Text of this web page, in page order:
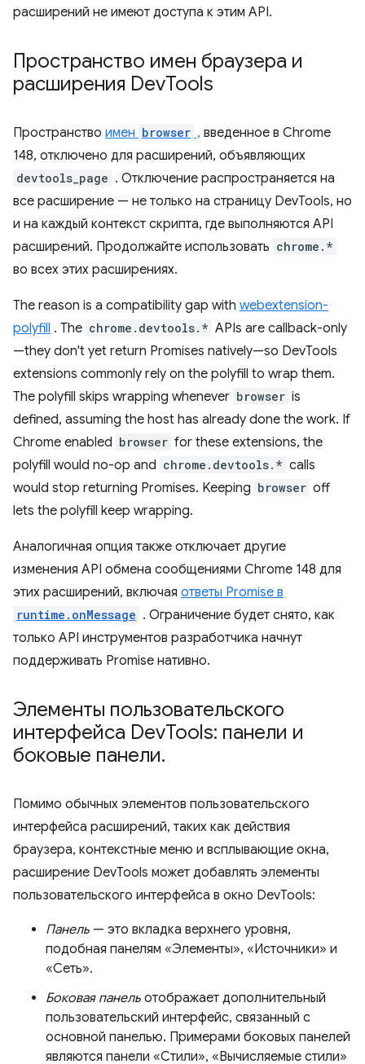
расширений не имеют доступа к этим API.
Пространство имен браузера и
расширения DevTools
Пространство имен browser , введенное в Chrome
148, отключено для расширений, объявляющих
devtools_page . Отключение распространяется на
все расширение — не только на страницу DevTools, но
и на каждый контекст скрипта, где выполняются API
расширений. Продолжайте использовать chrome.*
во всех этих расширениях.
The reason is a compatibility gap with webextension-
polyfill . The chrome.devtools.* APIs are callback-only
—they don't yet return Promises natively—so DevTools
extensions commonly rely on the polyfill to wrap them.
The polyfill skips wrapping whenever browser is
defined, assuming the host has already done the work. If
Chrome enabled browser for these extensions, the
polyfill would no-op and chrome.devtools.* calls
would stop returning Promises. Keeping browser off
lets the polyfill keep wrapping.
Аналогичная опция также отключает другие
изменения API обмена сообщениями Chrome 148 для
этих расширений, включая ответы Promise в
runtime.onMessage . Ограничение будет снято, как
только API инструментов разработчика начнут
поддерживать Promise нативно.
Элементы пользовательского
интерфейса DevTools: панели и
боковые панели.
Помимо обычных элементов пользовательского
интерфейса расширений, таких как действия
браузера, контекстные меню и всплывающие окна,
расширение DevTools может добавлять элементы
пользовательского интерфейса в окно DevTools:
Панель — это вкладка верхнего уровня,
подобная панелям «Элементы», «Источники» и
«Сеть».
Боковая панель отображает дополнительный
пользовательский интерфейс, связанный с
основной панелью. Примерами боковых панелей
являются панели «Стили», «Вычисляемые стили»